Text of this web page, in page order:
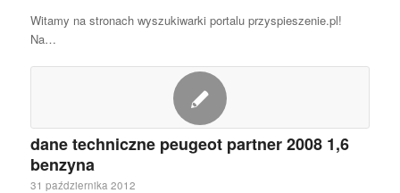
Witamy na stronach wyszukiwarki portalu przyspieszenie.pl!
Na…
dane techniczne peugeot partner 2008 1,6
benzyna
31 października 2012